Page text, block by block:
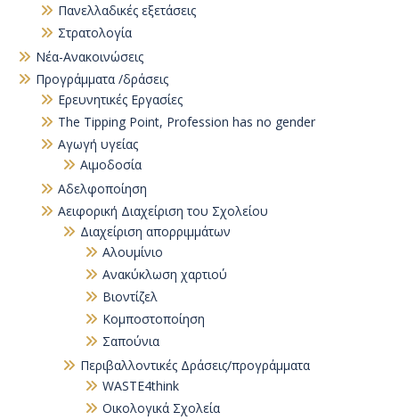
Πανελλαδικές εξετάσεις
Στρατολογία
Νέα-Ανακοινώσεις
Προγράμματα /δράσεις
Eρευνητικές Εργασίες
The Tipping Point, Profession has no gender
Αγωγή υγείας
Αιμοδοσία
Αδελφοποίηση
Αειφορική Διαχείριση του Σχολείου
Διαχείριση απορριμμάτων
Αλουμίνιο
Ανακύκλωση χαρτιού
Βιοντίζελ
Κομποστοποίηση
Σαπούνια
Περιβαλλοντικές Δράσεις/προγράμματα
WASTE4think
Οικολογικά Σχολεία